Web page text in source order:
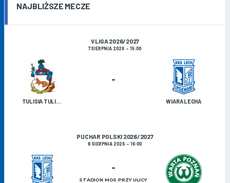
NAJBLIŻSZE MECZE
V LIGA 2026/2027
7 SIERPNIA 2026 19:00
TULISIA TULISZKÓW WIARA LECHA
-
PUCHAR POLSKI 2026/2027
8 SIERPNIA 2026 16:00
-
STADION MOS PRZY ULICY